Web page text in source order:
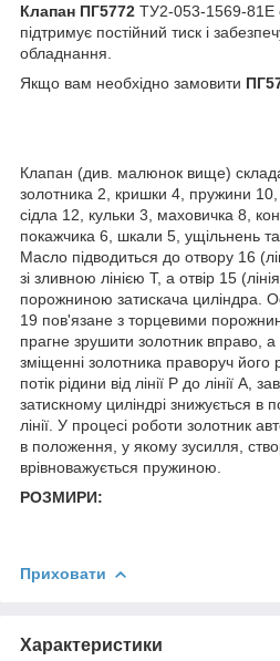
Клапан ПГ5772 ТУ2-053-1569-81Е
підтримує постійний тиск і
обладнання.
Якщо вам необхідно замовити
Клапан (див. малюнок вище)
золотника 2, кришки 4, пружини 10,
сідла 12, кульки 3, маховичка 8,
покажчика 6, шкали 5, ущільнень та
Масло підводиться до отвору 16
зі зливною лінією Т, а отвір 15
порожниною затискача циліндра.
19 пов'язане з торцевими
прагне зрушити золотник вправо,
зміщенні золотника праворуч
потік рідини від лінії Р до лінії А,
затискному циліндрі знижується в
лінії. У процесі роботи золотник
в положення, у якому зусилля,
врівноважується пружиною.
РОЗМИРИ:
Приховати
Характеристики